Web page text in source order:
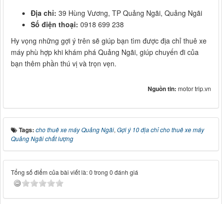
Địa chỉ: 39 Hùng Vương, TP Quảng Ngãi, Quảng Ngãi
Số điện thoại: 0918 699 238
Hy vọng những gợi ý trên sẽ giúp bạn tìm được địa chỉ thuê xe
máy phù hợp khi khám phá Quảng Ngãi, giúp chuyến đi của
bạn thêm phần thú vị và trọn vẹn.
Nguồn tin: motor trip.vn
Tags: cho thuê xe máy Quảng Ngãi, Gợi ý 10 địa chỉ cho thuê xe máy
Quảng Ngãi chất lượng
Tổng số điểm của bài viết là: 0 trong 0 đánh giá